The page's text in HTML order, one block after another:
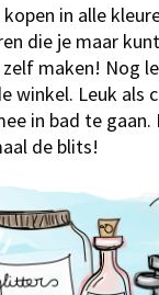
in alle
die je maar
maken! Nog
winkel. Leuk als
in bad te
de blits!